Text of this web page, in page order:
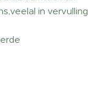
in vervulling